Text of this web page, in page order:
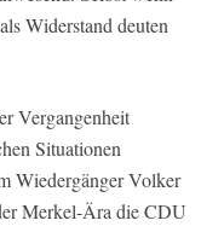
Widerstand deuten
Vergangenheit
Situationen
Wiedergänger Volker
Merkel-Ära die CDU